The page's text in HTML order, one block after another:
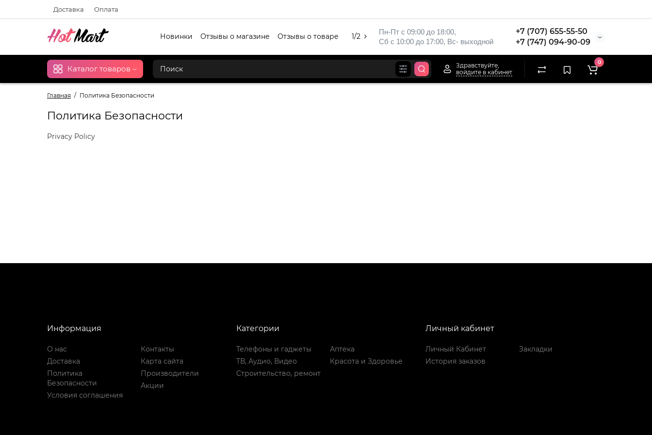
Доставка Оплата
Пн-Пт с 09:00 до 18:00,
Сб с 10:00 до 17:00, Вс- выходной
+7 (707) 655-55-50
+7 (747) 094-90-09
1/2
Новинки Отзывы о магазине Отзывы о товаре
Каталог товаров
Здравствуйте,
войдите в кабинет
0
Главная Политика Безопасности
Политика Безопасности
Privacy Policy
Информация
О нас
Доставка
Политика
Безопасности
Условия соглашения
Контакты
Карта сайта
Производители
Акции
Категории
Телефоны и гаджеты
ТВ, Аудио, Видео
Строительство, ремонт
Аптека
Красота и Здоровье
Личный кабинет
Личный Кабинет
История заказов
Закладки